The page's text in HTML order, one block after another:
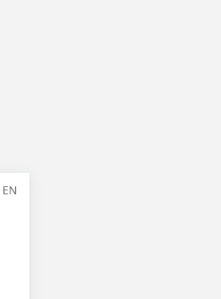
EN